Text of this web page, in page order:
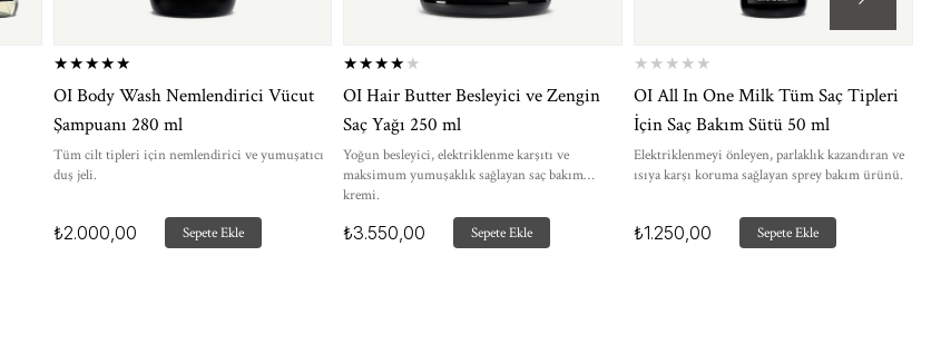
★★★★★
OI Body Wash Nemlendirici Vücut
Şampuanı 280 ml
Tüm cilt tipleri için nemlendirici ve yumuşatıcı
duş jeli.
₺2.000,00 Sepete Ekle
★★★★ ★
OI Hair Butter Besleyici ve Zengin
Saç Yağı 250 ml
Yoğun besleyici, elektriklenme karşıtı ve
maksimum yumuşaklık sağlayan saç bakım
kremi.
₺3.550,00 Sepete Ekle
★ ★ ★ ★ ★
OI All In One Milk Tüm Saç Tipleri
İçin Saç Bakım Sütü 50 ml
Elektriklenmeyi önleyen, parlaklık kazandıran ve
ısıya karşı koruma sağlayan sprey bakım ürünü.
₺1.250,00 Sepete Ekle